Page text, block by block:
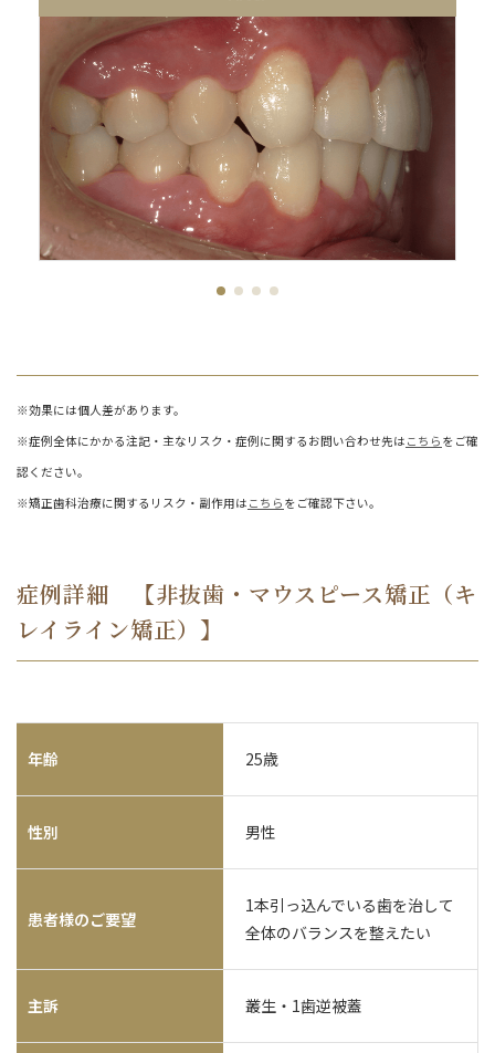
※効果には個人差があります。
※症例全体にかかる注記・主なリスク・症例に関するお問い合わせ先は こちら をご確
認ください。
※矯正歯科治療に関するリスク・副作用は こちら をご確認下さい。
症例詳細 【非抜歯・マウスピース矯正（キ
レイライン矯正）】
年齢 25歳
性別 男性
患者様のご要望
1本引っ込んでいる歯を治して
全体のバランスを整えたい
主訴 叢生・1歯逆被蓋